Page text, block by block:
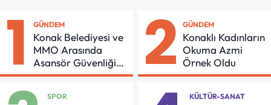
1 GÜNDEM
Konak Belediyesi ve
MMO Arasında
Asansör Güvenliği
İçin Önemli Protokol
2 GÜNDEM
Konaklı Kadınların
Okuma Azmi
Örnek Oldu
SPOR KÜLTÜR-SANAT